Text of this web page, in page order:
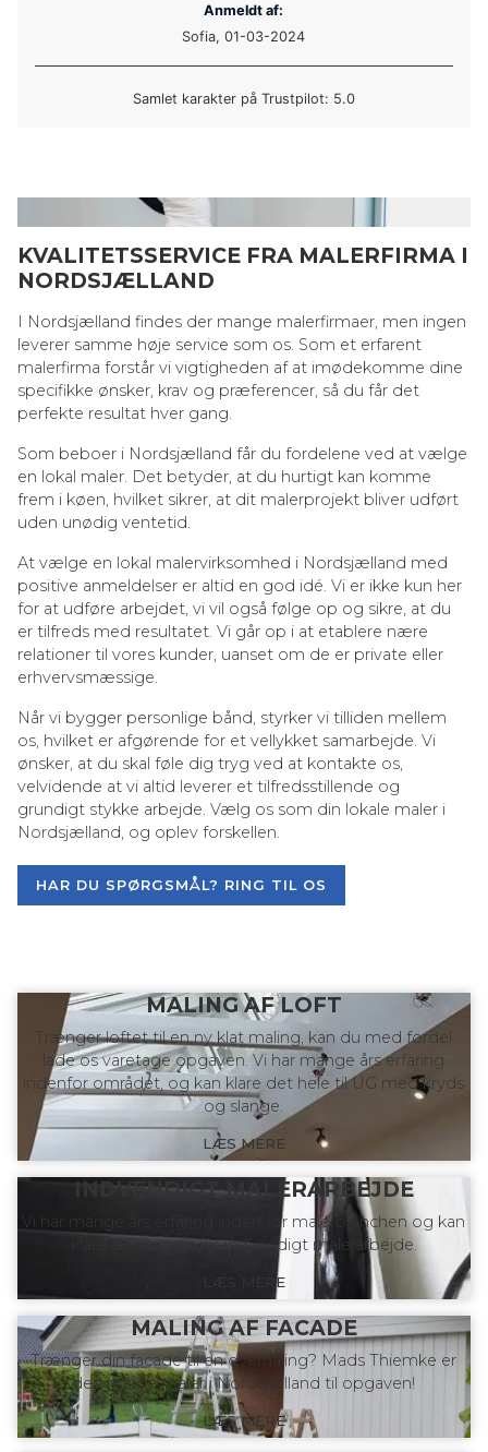
Anmeldt af:
Sofia, 01-03-2024
Samlet karakter på Trustpilot: 5.0
KVALITETSSERVICE FRA MALERFIRMA I
NORDSJÆLLAND
I Nordsjælland findes der mange malerfirmaer, men ingen
leverer samme høje service som os. Som et erfarent
malerfirma forstår vi vigtigheden af at imødekomme dine
specifikke ønsker, krav og præferencer, så du får det
perfekte resultat hver gang.
Som beboer i Nordsjælland får du fordelene ved at vælge
en lokal maler. Det betyder, at du hurtigt kan komme
frem i køen, hvilket sikrer, at dit malerprojekt bliver udført
uden unødig ventetid.
At vælge en lokal malervirksomhed i Nordsjælland med
positive anmeldelser er altid en god idé. Vi er ikke kun her
for at udføre arbejdet, vi vil også følge op og sikre, at du
er tilfreds med resultatet. Vi går op i at etablere nære
relationer til vores kunder, uanset om de er private eller
erhvervsmæssige.
Når vi bygger personlige bånd, styrker vi tilliden mellem
os, hvilket er afgørende for et vellykket samarbejde. Vi
ønsker, at du skal føle dig tryg ved at kontakte os,
velvidende at vi altid leverer et tilfredsstillende og
grundigt stykke arbejde. Vælg os som din lokale maler i
Nordsjælland, og oplev forskellen.
HAR DU SPØRGSMÅL? RING TIL OS
MALING AF LOFT
Trænger loftet til en ny klat maling, kan du med fordel
lade os varetage opgaven. Vi har mange års erfaring
indenfor området, og kan klare det hele til UG med kryds
og slange.
LÆS MERE
INDVENDIGT MALERARBEJDE
Vi har mange års erfaring inden for malerbranchen og kan
klare alle former for indvendigt malerarbejde.
LÆS MERE
MALING AF FACADE
Trænger din facade til en overhaling? Mads Thiemke er
den rigtige maler i Nordsjælland til opgaven!
LÆS MERE